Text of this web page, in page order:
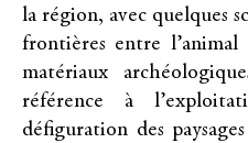
la région, avec quelques
frontières entre
matériaux
référence à
défiguration des